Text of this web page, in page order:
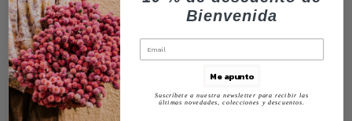
Bienvenida
Me apunto
Suscríbete a nuestra newsletter para recibir las
últimas novedades, colecciones y descuentos.